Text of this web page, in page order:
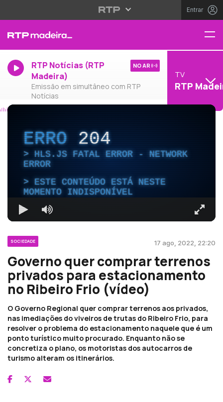
Entrar
RTP Notícias (RTP
Madeira)
Emissão em simultâneo com RTP
Notícias
NO AR
TV
RTP
ERRO204
HLS.JS FATAL ERROR - NETWORK
ERROR
ESTE CONTEÚDO ESTÁ NESTE
MOMENTO INDISPONÍVEL
SOCIEDADE 17 ago, 2022, 22:20
Governo quer comprar terrenos
privados para estacionamento
no Ribeiro Frio (vídeo)
O Governo Regional quer comprar terrenos aos privados,
nas imediações do viveiros de trutas do Ribeiro Frio, para
resolver o problema do estacionamento naquele que é um
ponto turístico muito procurado. Enquanto não se
concretiza o plano, os motoristas dos autocarros de
turismo alteram os itinerários.